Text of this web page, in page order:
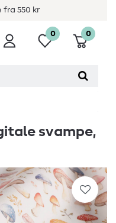
fra 550 kr
0 0
svampe,